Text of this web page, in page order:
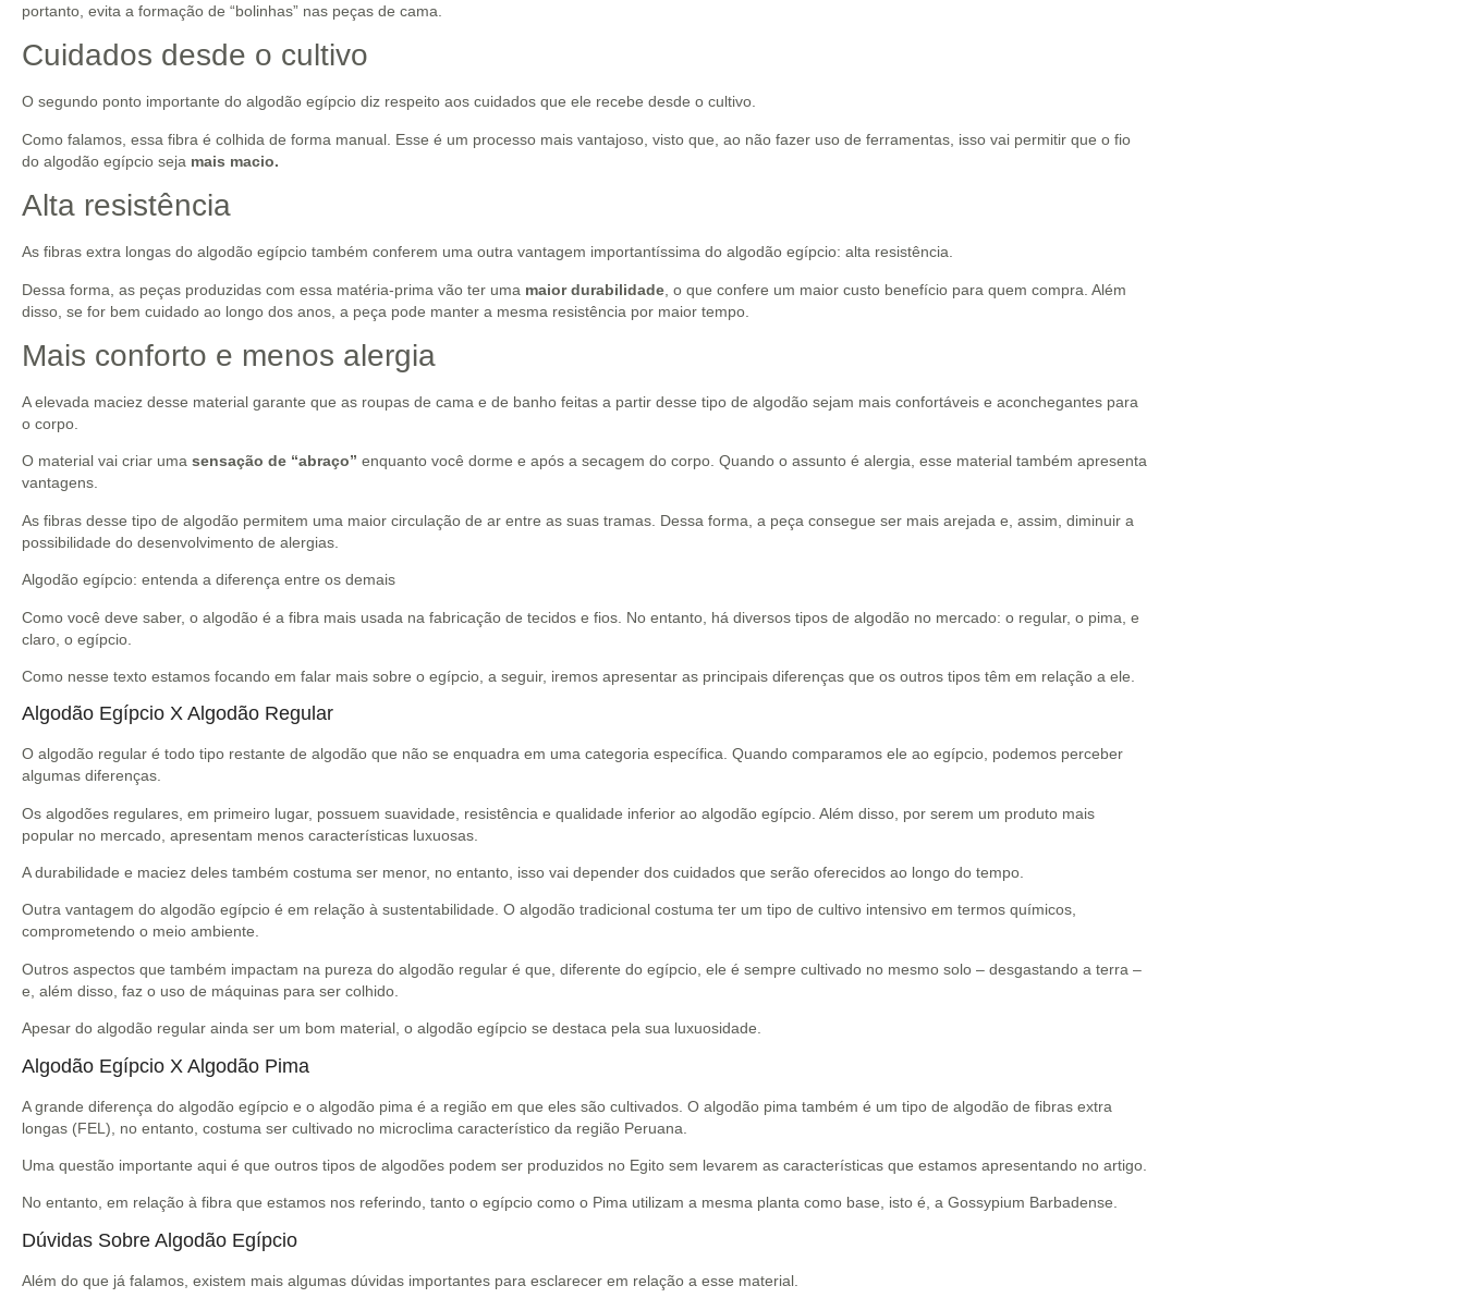
portanto, evita a formação de “bolinhas” nas peças de cama.
Cuidados desde o cultivo
O segundo ponto importante do algodão egípcio diz respeito aos cuidados que ele recebe desde o cultivo.
Como falamos, essa fibra é colhida de forma manual. Esse é um processo mais vantajoso, visto que, ao não fazer uso de ferramentas, isso vai permitir que o fio
do algodão egípcio seja mais macio.
Alta resistência
As fibras extra longas do algodão egípcio também conferem uma outra vantagem importantíssima do algodão egípcio: alta resistência.
Dessa forma, as peças produzidas com essa matéria-prima vão ter uma maior durabilidade , o que confere um maior custo benefício para quem compra. Além
disso, se for bem cuidado ao longo dos anos, a peça pode manter a mesma resistência por maior tempo.
Mais conforto e menos alergia
A elevada maciez desse material garante que as roupas de cama e de banho feitas a partir desse tipo de algodão sejam mais confortáveis e aconchegantes para
o corpo.
O material vai criar uma sensação de “abraço” enquanto você dorme e após a secagem do corpo. Quando o assunto é alergia, esse material também apresenta
vantagens.
As fibras desse tipo de algodão permitem uma maior circulação de ar entre as suas tramas. Dessa forma, a peça consegue ser mais arejada e, assim, diminuir a
possibilidade do desenvolvimento de alergias.
Algodão egípcio: entenda a diferença entre os demais
Como você deve saber, o algodão é a fibra mais usada na fabricação de tecidos e fios. No entanto, há diversos tipos de algodão no mercado: o regular, o pima, e
claro, o egípcio.
Como nesse texto estamos focando em falar mais sobre o egípcio, a seguir, iremos apresentar as principais diferenças que os outros tipos têm em relação a ele.
Algodão Egípcio X Algodão Regular
O algodão regular é todo tipo restante de algodão que não se enquadra em uma categoria específica. Quando comparamos ele ao egípcio, podemos perceber
algumas diferenças.
Os algodões regulares, em primeiro lugar, possuem suavidade, resistência e qualidade inferior ao algodão egípcio. Além disso, por serem um produto mais
popular no mercado, apresentam menos características luxuosas.
A durabilidade e maciez deles também costuma ser menor, no entanto, isso vai depender dos cuidados que serão oferecidos ao longo do tempo.
Outra vantagem do algodão egípcio é em relação à sustentabilidade. O algodão tradicional costuma ter um tipo de cultivo intensivo em termos químicos,
comprometendo o meio ambiente.
Outros aspectos que também impactam na pureza do algodão regular é que, diferente do egípcio, ele é sempre cultivado no mesmo solo – desgastando a terra –
e, além disso, faz o uso de máquinas para ser colhido.
Apesar do algodão regular ainda ser um bom material, o algodão egípcio se destaca pela sua luxuosidade.
Algodão Egípcio X Algodão Pima
A grande diferença do algodão egípcio e o algodão pima é a região em que eles são cultivados. O algodão pima também é um tipo de algodão de fibras extra
longas (FEL), no entanto, costuma ser cultivado no microclima característico da região Peruana.
Uma questão importante aqui é que outros tipos de algodões podem ser produzidos no Egito sem levarem as características que estamos apresentando no artigo.
No entanto, em relação à fibra que estamos nos referindo, tanto o egípcio como o Pima utilizam a mesma planta como base, isto é, a Gossypium Barbadense.
Dúvidas Sobre Algodão Egípcio
Além do que já falamos, existem mais algumas dúvidas importantes para esclarecer em relação a esse material.